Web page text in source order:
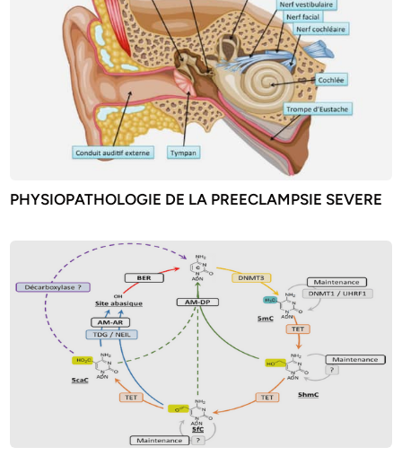
PHYSIOPATHOLOGIE DE LA PREECLAMPSIE SEVERE